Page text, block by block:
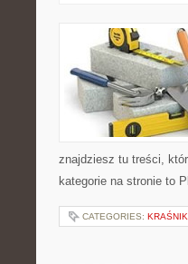
znajdziesz tu treści,
kategorie na stronie to
CATEGORIES: KRAŚNIK